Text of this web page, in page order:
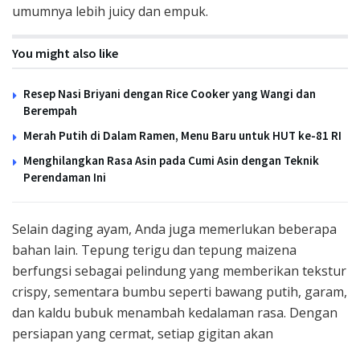
umumnya lebih juicy dan empuk.
You might also like
Resep Nasi Briyani dengan Rice Cooker yang Wangi dan
Berempah
Merah Putih di Dalam Ramen, Menu Baru untuk HUT ke-81 RI
Menghilangkan Rasa Asin pada Cumi Asin dengan Teknik
Perendaman Ini
Selain daging ayam, Anda juga memerlukan beberapa
bahan lain. Tepung terigu dan tepung maizena
berfungsi sebagai pelindung yang memberikan tekstur
crispy, sementara bumbu seperti bawang putih, garam,
dan kaldu bubuk menambah kedalaman rasa. Dengan
persiapan yang cermat, setiap gigitan akan